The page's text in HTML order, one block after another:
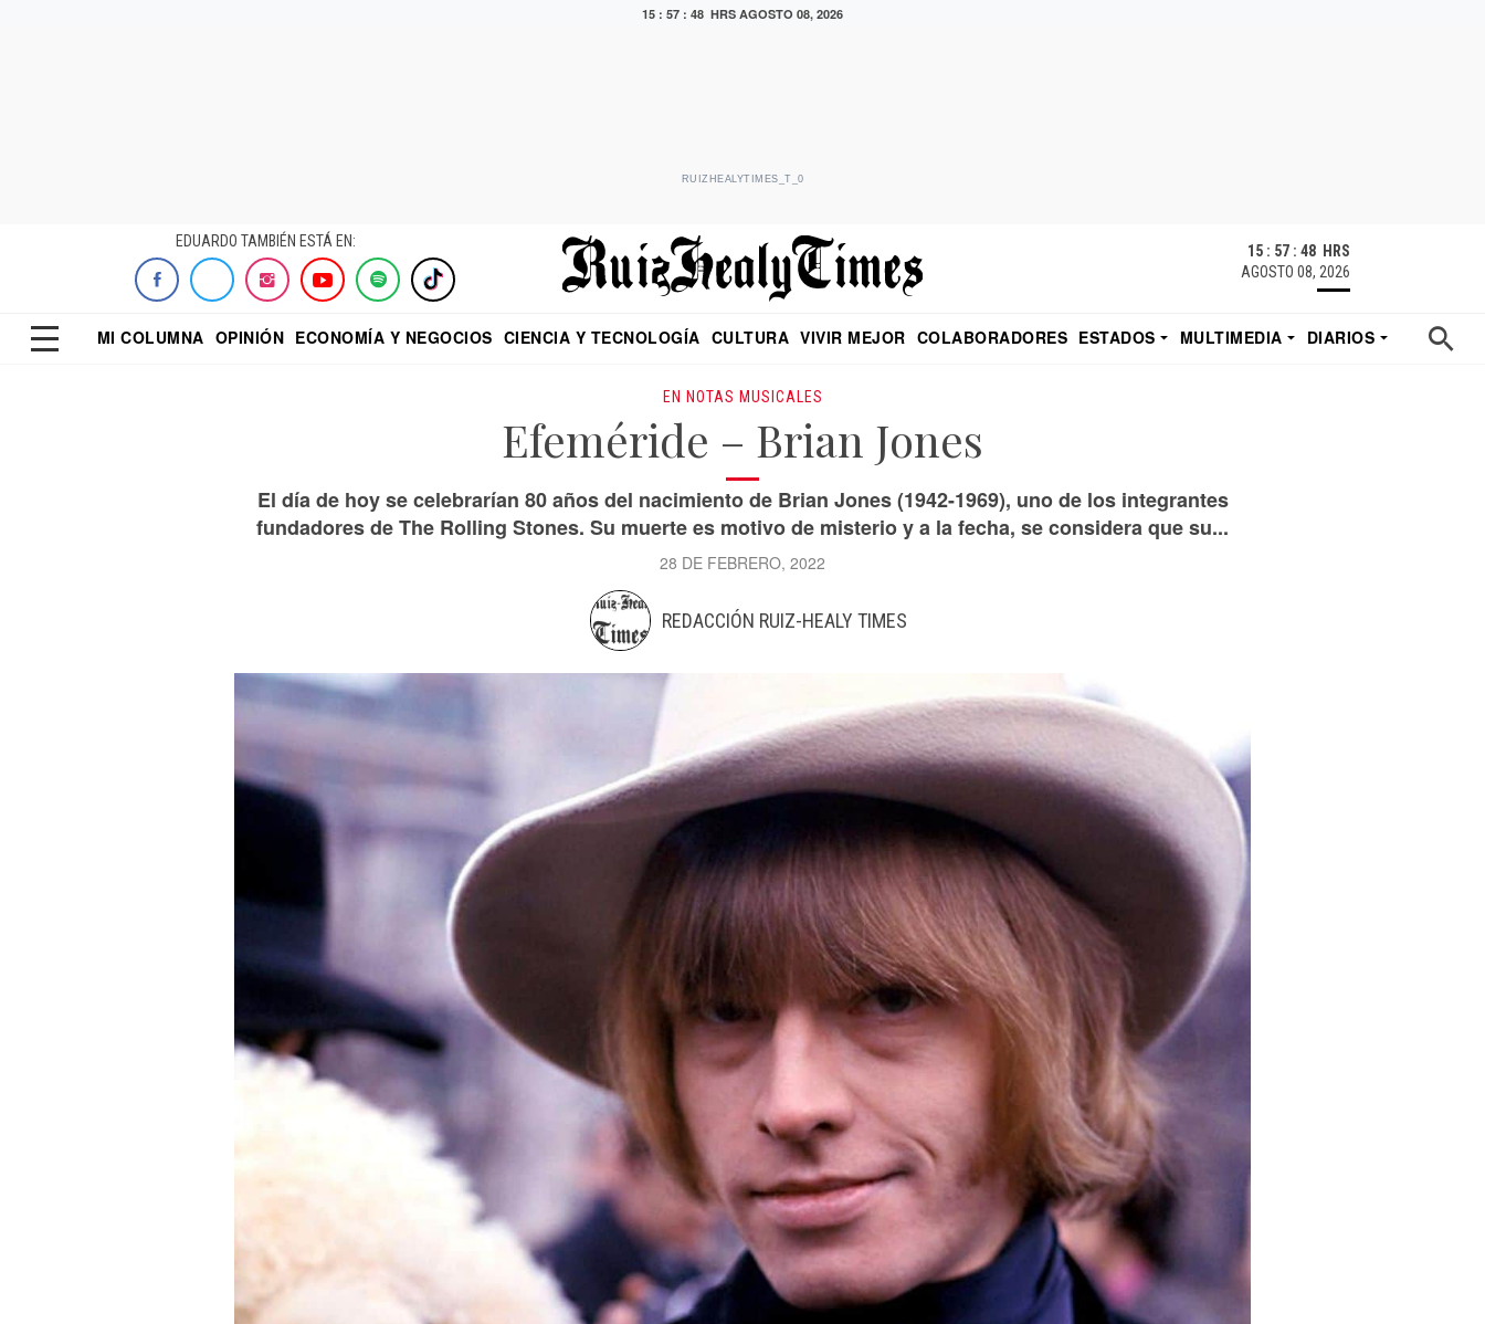
15 : 57 : 49 HRS AGOSTO 08, 2026
RUIZHEALYTIMES_T_0
EDUARDO TAMBIÉN ESTÁ EN:
15 : 57 : 49 HRS
AGOSTO 08, 2026
MI COLUMNA OPINIÓN ECONOMÍA Y NEGOCIOS CIENCIA Y TECNOLOGÍA CULTURA VIVIR MEJOR COLABORADORES ESTADOS MULTIMEDIA
DIARIOS
EN NOTAS MUSICALES
Efeméride – Brian Jones
El día de hoy se celebrarían 80 años del nacimiento de Brian Jones (1942-1969), uno de los integrantes
fundadores de The Rolling Stones. Su muerte es motivo de misterio y a la fecha, se considera que su...
28 DE FEBRERO, 2022
REDACCIÓN RUIZ-HEALY TIMES